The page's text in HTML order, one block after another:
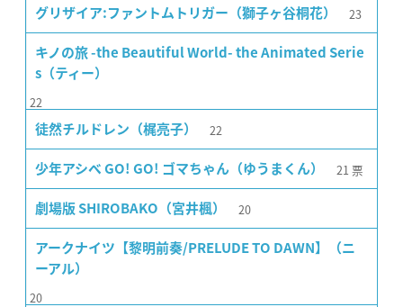
グリザイア:ファントムトリガー（獅子ヶ谷桐花） 23
キノの旅 -the Beautiful World- the Animated Serie
s（ティー）
22
徒然チルドレン（梶亮子） 22
少年アシベ GO! GO! ゴマちゃん（ゆうまくん） 21 票
劇場版 SHIROBAKO（宮井楓） 20
アークナイツ【黎明前奏/PRELUDE TO DAWN】（ニ
ーアル）
20